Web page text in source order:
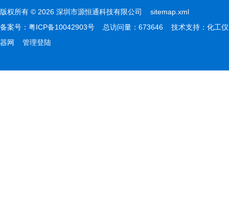
版权所有 © 2026 深圳市源恒通科技有限公司 sitemap.xml
备案号： 粤ICP备10042903号 总访问量：673646 技术支持： 化工仪
器网
管理登陆